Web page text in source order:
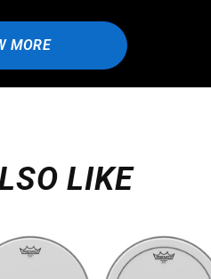
MORE
LIKE